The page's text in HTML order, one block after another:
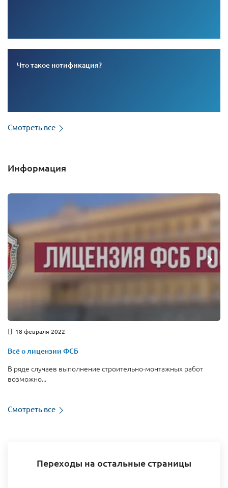
Что такое нотификация?
Смотреть все
Информация
18 февраля 2022
Всё о лицензии ФСБ
В ряде случаев выполнение строительно-монтажных работ
возможно...
Смотреть все
Переходы на остальные страницы